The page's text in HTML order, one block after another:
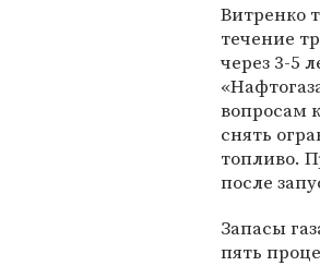
Витренко
течение
через 3-5
вопросам
снять
топливо.
после
Запасы
пять